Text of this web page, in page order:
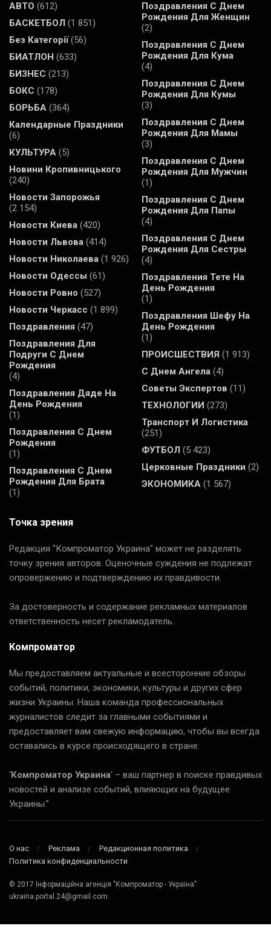
АВТО (612)
БАСКЕТБОЛ (1 851)
Без Категорії(56)
БИАТЛОН (633)
БИЗНЕС (213)
БОКС (178)
БОРЬБА (364)
Календарные Праздники
(6)
КУЛЬТУРА (5)
Новини Кропивницького
(240)
Новости Запорожья
(2 154)
Новости Киева (420)
Новости Львова (414)
Новости Николаева (1 926)
Новости Одессы (61)
Новости Ровно (527)
Новости Черкасс (1 899)
Поздравления (47)
Поздравления Для
Подруги С Днем
Рождения
(4)
Поздравления Дяде На
День Рождения
(1)
Поздравления С Днем
Рождения
(1)
Поздравления С Днем
Рождения Для Брата
(1)
Поздравления С Днем
Рождения Для Женщин
(2)
Поздравления С Днем
Рождения Для Кума
(4)
Поздравления С Днем
Рождения Для Кумы
(3)
Поздравления С Днем
Рождения Для Мамы
(3)
Поздравления С Днем
Рождения Для Мужчин
(1)
Поздравления С Днем
Рождения Для Папы
(4)
Поздравления С Днем
Рождения Для Сестры
(4)
Поздравления Тете На
День Рождения
(1)
Поздравления Шефу На
День Рождения
(1)
ПРОИСШЕСТВИЯ (1 913)
С Днем Ангела (4)
Советы Экспертов (11)
ТЕХНОЛОГИИ (273)
Транспорт И Логистика
(251)
ФУТБОЛ (5 423)
Церковные Праздники (2)
ЭКОНОМИКА (1 567)
Точка зрения
Редакция "Компроматор Украина" может не разделять
точку зрения авторов. Оценочные суждения не подлежат
опровержению и подтверждению их правдивости.
За достоверность и содержание рекламных материалов
ответственность несет рекламодатель.
Компроматор
Мы предоставляем актуальные и всесторонние обзоры
событий, политики, экономики, культуры и других сфер
жизни Украины. Наша команда профессиональных
журналистов следит за главными событиями и
предоставляет вам свежую информацию, чтобы вы всегда
оставались в курсе происходящего в стране.
‘Компроматор Украина‘ – ваш партнер в поиске правдивых
новостей и анализе событий, влияющих на будущее
Украины.”
О нас Реклама
Редакционная политика
Политика конфиденциальности
© 2017 Інформаційна агенція "Компроматор - Україна"
ukraina.portal.24@gmail.com.